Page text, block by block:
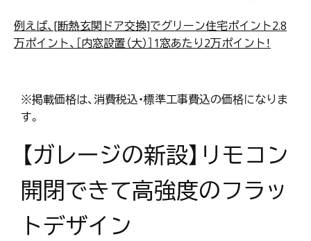
例えば、[断熱玄関ドア交換]でグリーン住宅ポイント2.8
万ポイント、［内窓設置（大）］1窓あたり2万ポイント！
※掲載価格は、消費税込・標準工事費込の価格になりま
す。
【ガレージの新設】リモコン
開閉できて高強度のフラッ
トデザイン